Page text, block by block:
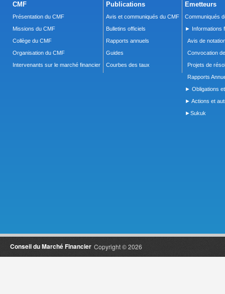
CMF
Présentation du CMF
Missions du CMF
Collège du CMF
Organisation du CMF
Intervenants sur le marché financier
Publications
Avis et communiqués du CMF
Bulletins officiels
Rapports annuels
Guides
Courbes des taux
Emetteurs
Communiqués
► Informations
Avis de
Convocation
Projets de
Rapports
► Obligations
► Actions et
►Sukuk
Copyright © 2026
Conseil du Marché Financier